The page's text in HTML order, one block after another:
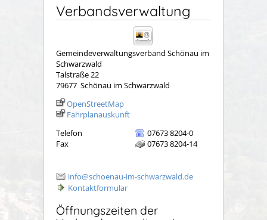
Verbandsverwaltung
Gemeindeverwaltungsverband Schönau im
Schwarzwald
Talstraße 22
79677 Schönau im Schwarzwald
OpenStreetMap
Fahrplanauskunft
Telefon
07673 8204-0
Fax
07673 8204-14
info@schoenau-im-schwarzwald.de
Kontaktformular
Öffnungszeiten der